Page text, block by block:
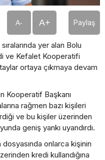
A- A+ Paylaş
yer alan Bolu
ve Kefalet Kooperatifi
ortaya çıkmaya devam
Kooperatif Başkanı
rağmen bazı kişileri
ve bu kişiler üzerinden
geniş yankı uyandırdı.
onlarca kişinin
kredi kullandığına